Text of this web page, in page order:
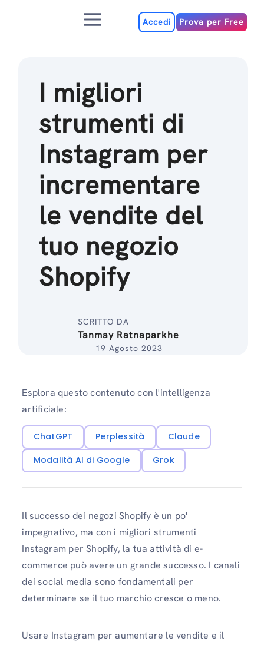
MenuAccedi Prova per Free
I migliori
strumenti di
Instagram per
incrementare
le vendite del
tuo negozio
Shopify
SCRITTO DA
Tanmay Ratnaparkhe
19 Agosto 2023
Esplora questo contenuto con l'intelligenza
artificiale:
ChatGPT Perplessità
Claude
Modalità AI di Google
Grok
Il successo dei negozi Shopify è un po'
impegnativo, ma con i migliori strumenti
Instagram per Shopify, la tua attività di e-
commerce può avere un grande successo. I canali
dei social media sono fondamentali per
determinare se il tuo marchio cresce o meno.
Usare Instagram per aumentare le vendite e il